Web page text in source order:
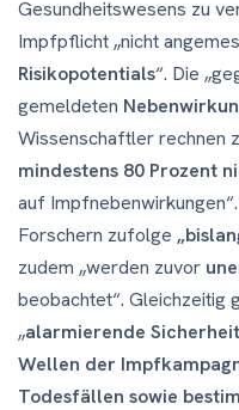
Gesundheitswesens zu
Impfpflicht „nicht
Risikopotentials“. Die
gemeldeten
Wissenschaftler rechnen
mindestens 80 Prozent
auf
Forschern zufolge
zudem „werden zuvor
beobachtet“. Gleichzeitig
„alarmierende
Wellen der
Todesfällen sowie